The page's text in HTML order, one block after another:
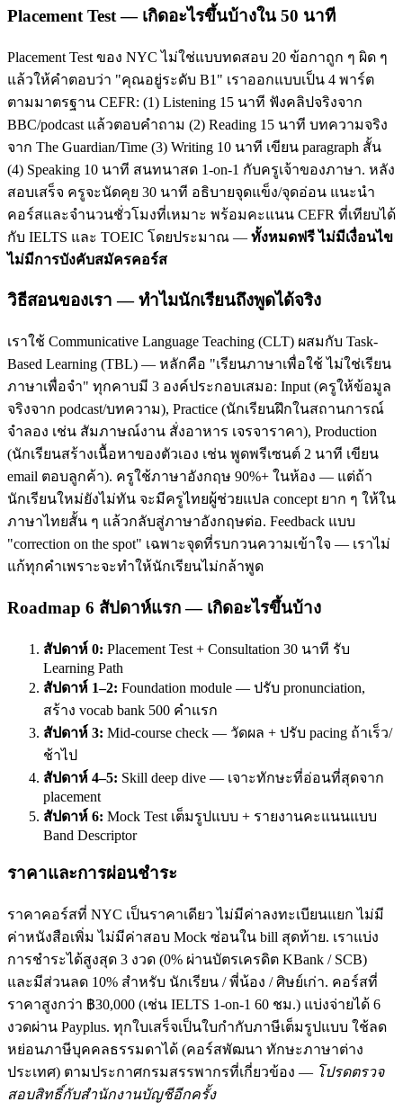
Placement Test — เกิดอะไรขึ้นบ้างใน 50 นาที
Placement Test ของ NYC ไม่ใช่แบบทดสอบ 20 ข้อกาถูก ๆ ผิด ๆ
แล้วให้คำตอบว่า "คุณอยู่ระดับ B1" เราออกแบบเป็น 4 พาร์ต
ตามมาตรฐาน CEFR: (1) Listening 15 นาที ฟังคลิปจริงจาก
BBC/podcast แล้วตอบคำถาม (2) Reading 15 นาที บทความจริง
จาก The Guardian/Time (3) Writing 10 นาที เขียน paragraph สั้น
(4) Speaking 10 นาที สนทนาสด 1-on-1 กับครูเจ้าของภาษา. หลัง
สอบเสร็จ ครูจะนัดคุย 30 นาที อธิบายจุดแข็ง/จุดอ่อน แนะนำ
คอร์สและจำนวนชั่วโมงที่เหมาะ พร้อมคะแนน CEFR ที่เทียบได้
กับ IELTS และ TOEIC โดยประมาณ — ทั้งหมดฟรี ไม่มีเงื่อนไข
ไม่มีการบังคับสมัครคอร์ส
วิธีสอนของเรา — ทำไมนักเรียนถึงพูดได้จริง
เราใช้ Communicative Language Teaching (CLT) ผสมกับ Task-
Based Learning (TBL) — หลักคือ "เรียนภาษาเพื่อใช้ ไม่ใช่เรียน
ภาษาเพื่อจำ" ทุกคาบมี 3 องค์ประกอบเสมอ: Input (ครูให้ข้อมูล
จริงจาก podcast/บทความ), Practice (นักเรียนฝึกในสถานการณ์
จำลอง เช่น สัมภาษณ์งาน สั่งอาหาร เจรจาราคา), Production
(นักเรียนสร้างเนื้อหาของตัวเอง เช่น พูดพรีเซนต์ 2 นาที เขียน
email ตอบลูกค้า). ครูใช้ภาษาอังกฤษ 90%+ ในห้อง — แต่ถ้า
นักเรียนใหม่ยังไม่ทัน จะมีครูไทยผู้ช่วยแปล concept ยาก ๆ ให้ใน
ภาษาไทยสั้น ๆ แล้วกลับสู่ภาษาอังกฤษต่อ. Feedback แบบ
"correction on the spot" เฉพาะจุดที่รบกวนความเข้าใจ — เราไม่
แก้ทุกคำเพราะจะทำให้นักเรียนไม่กล้าพูด
Roadmap 6 สัปดาห์แรก — เกิดอะไรขึ้นบ้าง
สัปดาห์ 0: Placement Test + Consultation 30 นาที รับ
Learning Path
สัปดาห์ 1–2: Foundation module — ปรับ pronunciation,
สร้าง vocab bank 500 คำแรก
สัปดาห์ 3: Mid-course check — วัดผล + ปรับ pacing ถ้าเร็ว/
ช้าไป
สัปดาห์ 4–5: Skill deep dive — เจาะทักษะที่อ่อนที่สุดจาก
placement
สัปดาห์ 6: Mock Test เต็มรูปแบบ + รายงานคะแนนแบบ
Band Descriptor
ราคาและการผ่อนชำระ
ราคาคอร์สที่ NYC เป็นราคาเดียว ไม่มีค่าลงทะเบียนแยก ไม่มี
ค่าหนังสือเพิ่ม ไม่มีค่าสอบ Mock ซ่อนใน bill สุดท้าย. เราแบ่ง
การชำระได้สูงสุด 3 งวด (0% ผ่านบัตรเครดิต KBank / SCB)
และมีส่วนลด 10% สำหรับ นักเรียน / พี่น้อง / ศิษย์เก่า. คอร์สที่
ราคาสูงกว่า ฿30,000 (เช่น IELTS 1-on-1 60 ชม.) แบ่งจ่ายได้ 6
งวดผ่าน Payplus. ทุกใบเสร็จเป็นใบกำกับภาษีเต็มรูปแบบ ใช้ลด
หย่อนภาษีบุคคลธรรมดาได้ (คอร์สพัฒนา ทักษะภาษาต่าง
ประเทศ) ตามประกาศกรมสรรพากรที่เกี่ยวข้อง — โปรดตรวจ
สอบสิทธิ์กับสำนักงานบัญชีอีกครั้ง